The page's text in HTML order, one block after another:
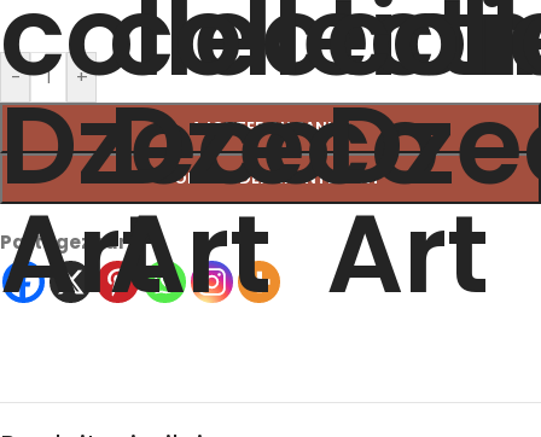
- +
AJOUTER AU PANIER
COMMANDER MAINTENANT
Partagez sur